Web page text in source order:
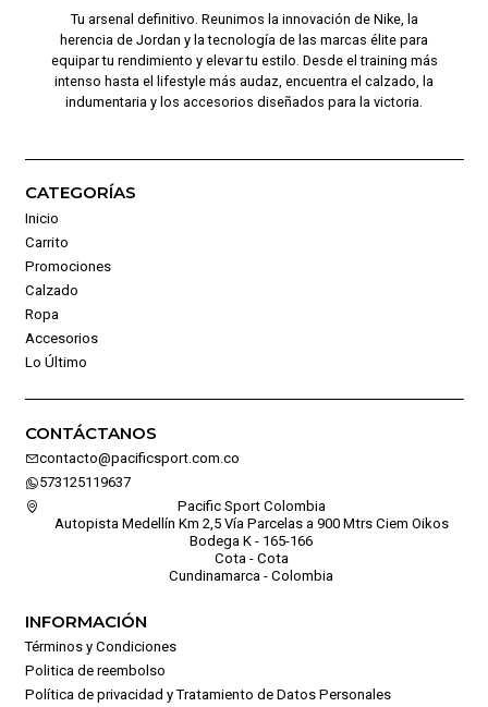
Tu arsenal definitivo. Reunimos la innovación de Nike, la
herencia de Jordan y la tecnología de las marcas élite para
equipar tu rendimiento y elevar tu estilo. Desde el training más
intenso hasta el lifestyle más audaz, encuentra el calzado, la
indumentaria y los accesorios diseñados para la victoria.
CATEGORÍAS
Inicio
Carrito
Promociones
Calzado
Ropa
Accesorios
Lo Último
CONTÁCTANOS
contacto@pacificsport.com.co
573125119637
Pacific Sport Colombia
Autopista Medellín Km 2,5 Vía Parcelas a 900 Mtrs Ciem Oikos
Bodega K - 165-166
Cota - Cota
Cundinamarca - Colombia
INFORMACIÓN
Términos y Condiciones
Politica de reembolso
Política de privacidad y Tratamiento de Datos Personales